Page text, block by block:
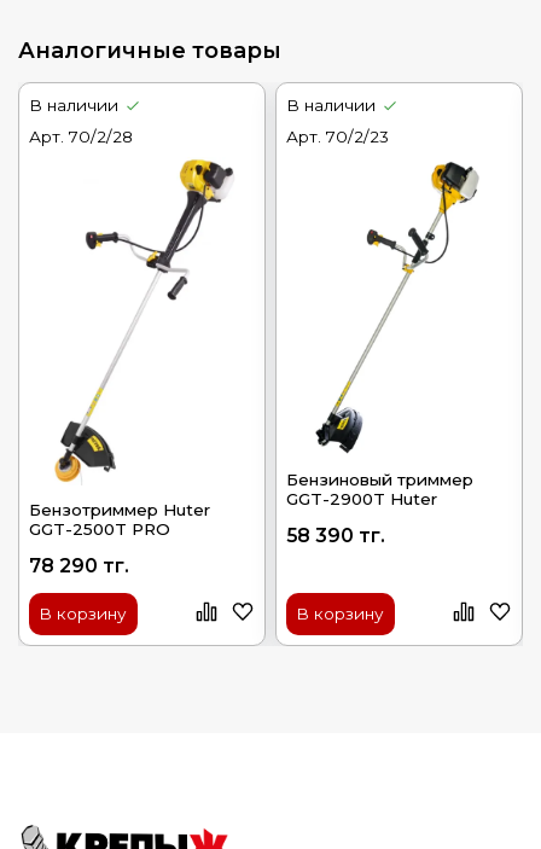
Аналогичные товары
В наличии
Арт. 70/2/28
Бензотриммер Huter
GGT-2500T PRO
78 290 тг.
В корзину
В наличии
Арт. 70/2/23
Бензиновый триммер
GGT-2900T Huter
58 390 тг.
В корзину